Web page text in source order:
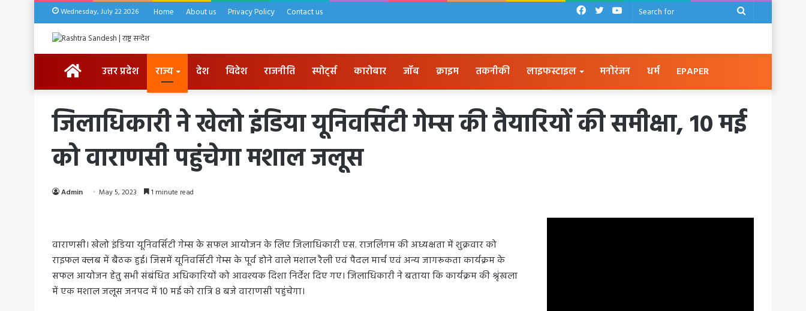
Wednesday, July 22 2026 Home About us Privacy Policy Contact us
Search
YouTube
Twitter
Facebook
HOMEउत्तर प्रदेश राज्य देश विदेश राजनीति स्पोर्ट्स कारोबार जॉब क्राइम तकनीकी लाइफस्टाइल मनोरंजन धर्म EPAPER
जिलाधिकारी ने खेलो इंडिया यूनिवर्सिटी गेम्स की तैयारियों की समीक्षा, 10 मई
को वाराणसी पहुंचेगा मशाल जलूस
Admin May 5, 2023 1 minute read
वाराणसी। खेलो इंडिया यूनिवर्सिटी गेम्स के सफल आयोजन के लिए जिलाधिकारी एस. राजलिंगम की अध्यक्षता में शुक्रवार को
राइफल क्लब में बैठक हुई। जिसमें यूनिवर्सिटी गेम्स के पूर्व होने वाले मशाल रैली एवं पैदल मार्च एवं अन्य जागरूकता कार्यक्रम के
सफल आयोजन हेतु सभी संबंधित अधिकारियों को आवश्यक दिशा निर्देश दिए गए। जिलाधिकारी ने बताया कि कार्यक्रम की श्रृंखला
में एक मशाल जलूस जनपद में 10 मई को रात्रि 8 बजे वाराणसी पहुंचेगा।